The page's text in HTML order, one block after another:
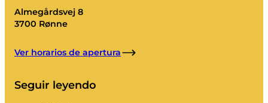
Almegårdsvej 8
3700 Rønne
Ver horarios de apertura
Seguir leyendo